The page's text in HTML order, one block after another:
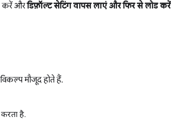
करें औरडिफ़ॉल्ट सेटिंग वापस लाएं और फिर से लोड करें
मौजूद होते हैं.
है.